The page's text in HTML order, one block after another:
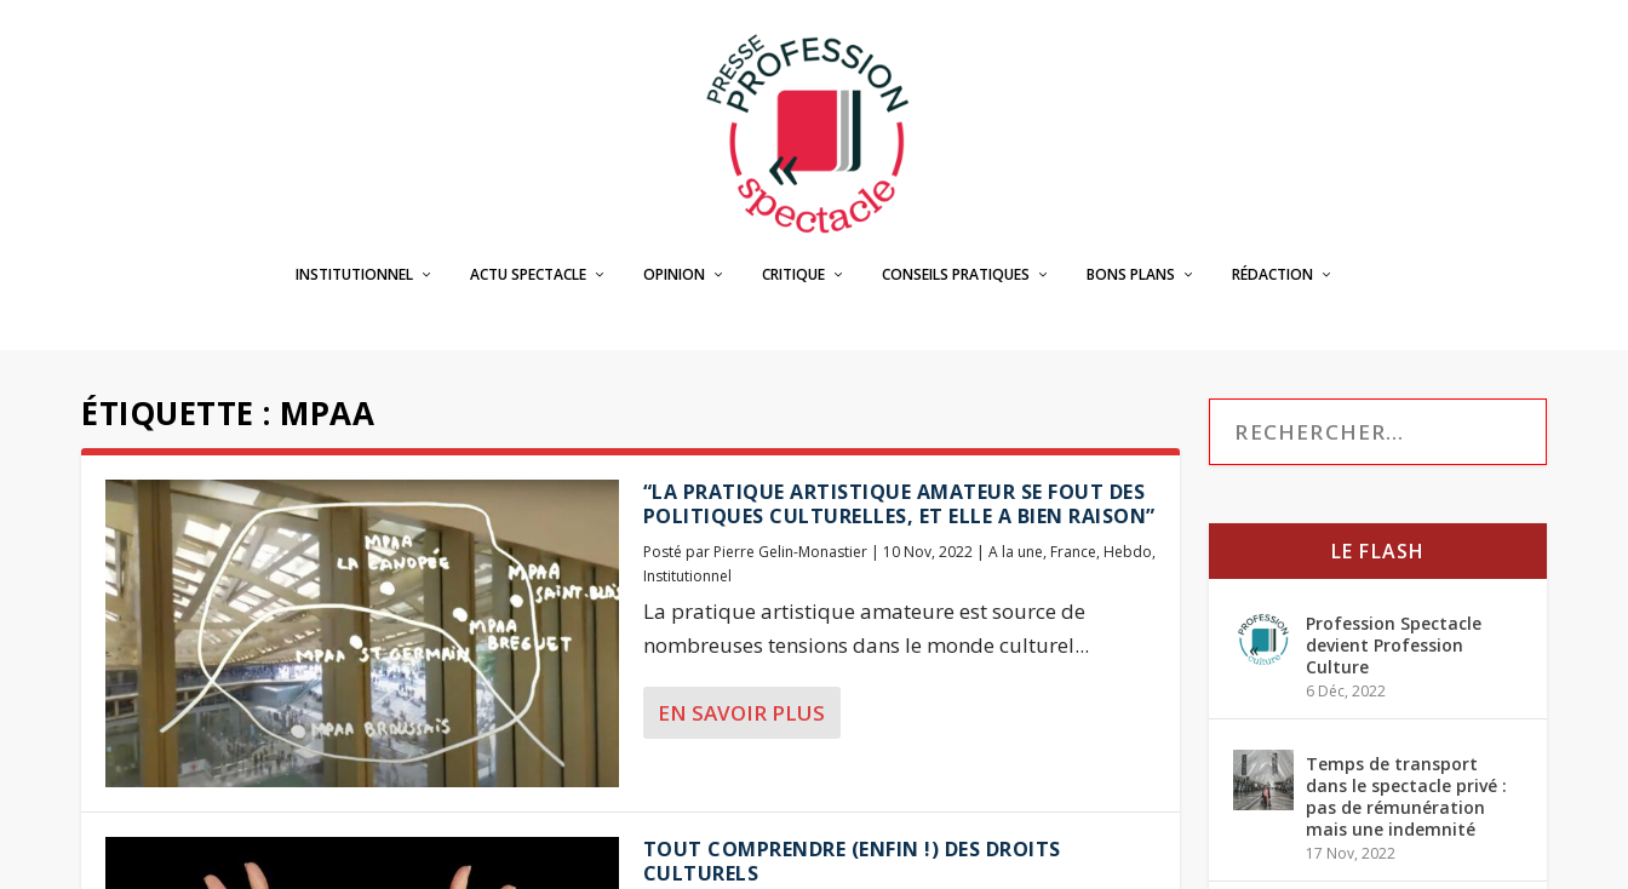
INSTITUTIONNEL ACTU SPECTACLE OPINION CRITIQUE CONSEILS PRATIQUES BONS PLANS RÉDACTION
ÉTIQUETTE : MPAA
“LA PRATIQUE ARTISTIQUE AMATEUR SE FOUT DES
POLITIQUES CULTURELLES, ET ELLE A BIEN RAISON”
Posté par Pierre Gelin-Monastier| 10 Nov, 2022| A la une, France, Hebdo,
Institutionnel
La pratique artistique amateure est source de
nombreuses tensions dans le monde culturel...
EN SAVOIR PLUS
TOUT COMPRENDRE (ENFIN !) DES DROITS
CULTURELS
LE FLASH
Profession Spectacle
devient Profession
Culture
6 Déc, 2022
Temps de transport
dans le spectacle privé :
pas de rémunération
mais une indemnité
17 Nov, 2022